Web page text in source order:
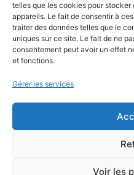
telles que les cookies pour
appareils. Le fait de consentir à
traiter des données telles que le
uniques sur ce site. Le fait de ne
consentement peut avoir un effet
et fonctions.
Gérer les services
Voir les
votre lettre de motivation
indiquant le poste pour
du mail.
Rejoignez-nous chez